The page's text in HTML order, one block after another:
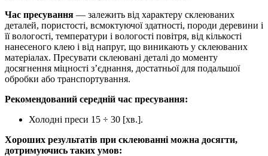
Час пресування — залежить від характеру склеюваних
деталей, пористості, всмоктуючої здатності, породи деревини і
її вологості, температури і вологості повітря, від кількості
нанесеного клею і від напруг, що виникають у склеюваних
матеріалах. Пресувати склеювані деталі до моменту
досягнення міцності з’єднання, достатньої для подальшої
обробки або транспортування.
Рекомендований середній час пресування:
Холодні преси 15 ÷ 30 [хв.].
Хороших результатів при склеюванні можна досягти,
дотримуючись таких умов: